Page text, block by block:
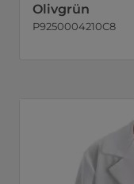
Olivgrün
P9250004210C8